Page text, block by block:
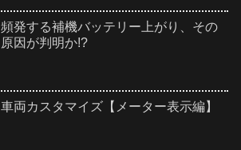
頻発する補機バッテリー上がり、その
原因が判明か!?
車両カスタマイズ【メーター表示編】